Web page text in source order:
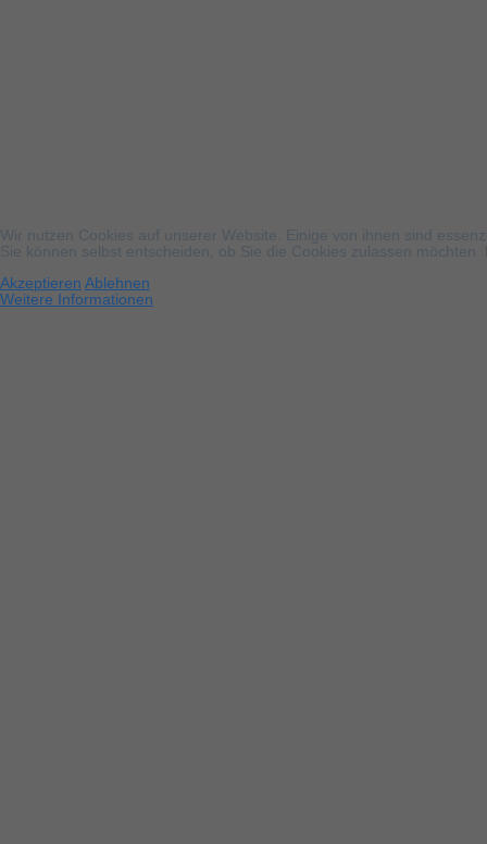
Wir nutzen Cookies auf unserer Website. Einige von ihnen sind
Sie können selbst entscheiden, ob Sie die Cookies zulassen
Akzeptieren Ablehnen
Weitere Informationen